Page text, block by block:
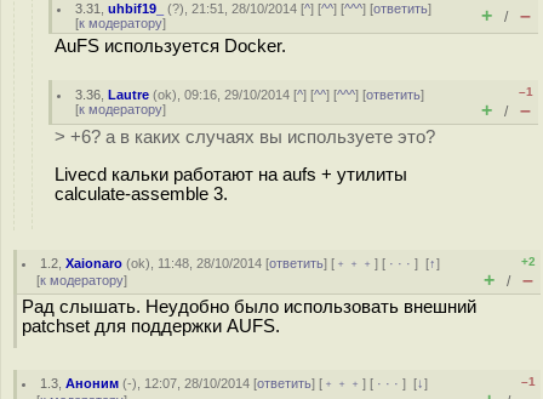
3.31 ,uhbif19_ (?), 21:51, 28/10/2014 [^] [^^] [^^^] [ответить]
[к модератору] + / –
AuFS используется Docker.
3.36 ,Lautre (ok), 09:16, 29/10/2014 [^] [^^] [^^^] [ответить]
[к модератору]
–1
+ / –
> +6? а в каких случаях вы используете это?
Livecd кальки работают на aufs + утилиты
calculate-assemble 3.
1.2 ,Xaionaro (ok), 11:48, 28/10/2014 [ответить] [ ﹢﹢﹢] [ · · ·][↑]
[к модератору]
+2
+ / –
Рад слышать. Неудобно было использовать внешний
patchset для поддержки AUFS.
1.3 ,Аноним (-), 12:07, 28/10/2014 [ответить] [ ﹢﹢﹢] [ · · ·][↓]
–1